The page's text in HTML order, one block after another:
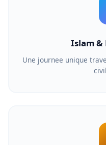
Islam &
Une journee unique